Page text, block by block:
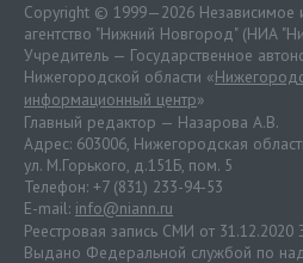
Copyright © 1999—2026 Независимое
агентство "Нижний Новгород" (НИА
Учредитель — Государственное
Нижегородской области «
информационный центр»
Главный редактор — Назарова А.В.
Адрес: 603006, Нижегородская
ул. М.Горького, д.151Б, пом. 5
Телефон: +7 (831) 233-94-53
E-mail: info@niann.ru
Реестровая запись СМИ от
Выдано Федеральной службой по